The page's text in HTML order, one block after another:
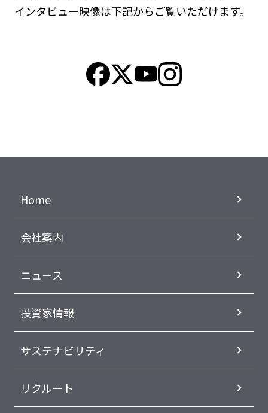
インタビュー映像は下記からご覧いただけます。
Home
会社案内
ニュース
投資家情報
サステナビリティ
リクルート